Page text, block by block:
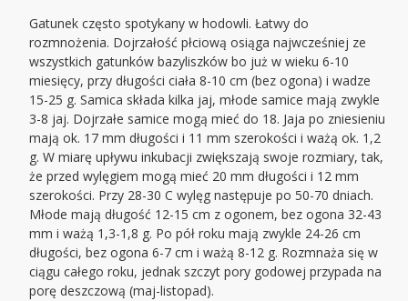
Gatunek często spotykany w hodowli. Łatwy do
rozmnożenia. Dojrzałość płciową osiąga najwcześniej ze
wszystkich gatunków bazyliszków bo już w wieku 6-10
miesięcy, przy długości ciała 8-10 cm (bez ogona) i wadze
15-25 g. Samica składa kilka jaj, młode samice mają zwykle
3-8 jaj. Dojrzałe samice mogą mieć do 18. Jaja po zniesieniu
mają ok. 17 mm długości i 11 mm szerokości i ważą ok. 1,2
g. W miarę upływu inkubacji zwiększają swoje rozmiary, tak,
że przed wylęgiem mogą mieć 20 mm długości i 12 mm
szerokości. Przy 28-30 C wylęg następuje po 50-70 dniach.
Młode mają długość 12-15 cm z ogonem, bez ogona 32-43
mm i ważą 1,3-1,8 g. Po pół roku mają zwykle 24-26 cm
długości, bez ogona 6-7 cm i ważą 8-12 g. Rozmnaża się w
ciągu całego roku, jednak szczyt pory godowej przypada na
porę deszczową (maj-listopad).